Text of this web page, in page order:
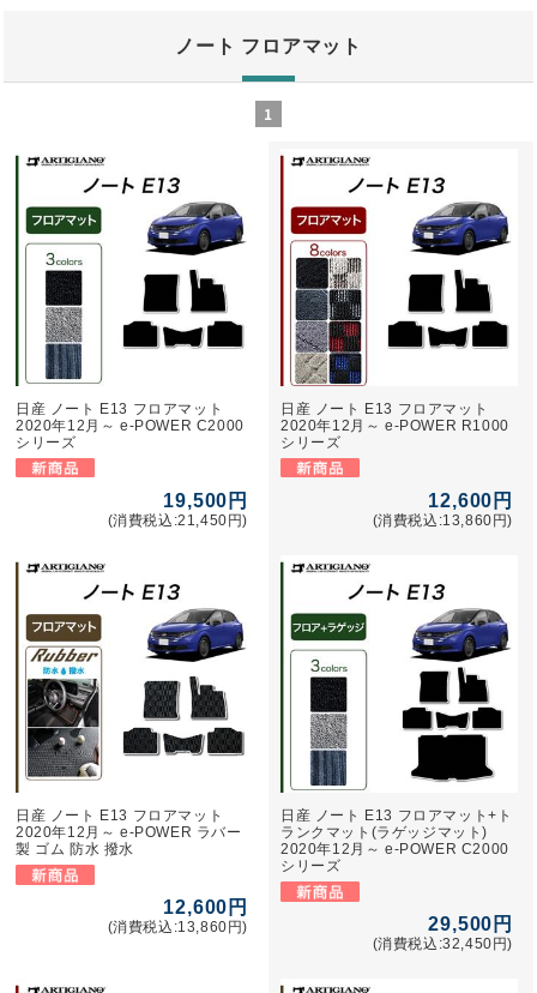
ノート フロアマット
1
日産 ノート E13 フロアマット
2020年12月～ e-POWER C2000
シリーズ
19,500円
(消費税込:21,450円)
日産 ノート E13 フロアマット
2020年12月～ e-POWER R1000
シリーズ
12,600円
(消費税込:13,860円)
日産 ノート E13 フロアマット
2020年12月～ e-POWER ラバー
製 ゴム 防水 撥水
12,600円
(消費税込:13,860円)
日産 ノート E13 フロアマット+ト
ランクマット(ラゲッジマット)
2020年12月～ e-POWER C2000
シリーズ
29,500円
(消費税込:32,450円)